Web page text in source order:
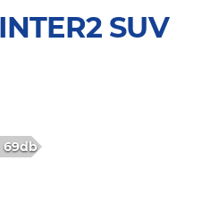
SUV
69db